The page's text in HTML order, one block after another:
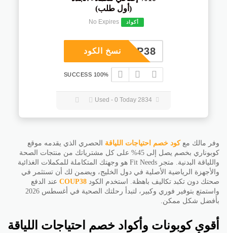
(أول طلب)
أكواد No Expires
COUP38نسخ الكود
100% SUCCESS
2834 Used - 0 Today
وفر مالك معكود خصم احتياجات اللياقة الحصري الذي يقدمه موقع
كوبوناري بخصم يصل إلى 45% على كل مشترياتك من منتجات الصحة
واللياقة البدنية. متجر Fit Needs هو وجهتك المتكاملة للمكملات الغذائية
والأجهزة الرياضية الأصلية في دول الخليج، ويضمن لك أن تستثمر في
صحتك دون تكبد تكاليف باهظة. استخدم الكود COUP38 عند الدفع
واستمتع بتوفير فوري وكبير، لتبدأ رحلتك الصحية في أغسطس 2026
بأفضل شكل ممكن.
أقوى كوبونات وأكواد خصم احتياجات اللياقة